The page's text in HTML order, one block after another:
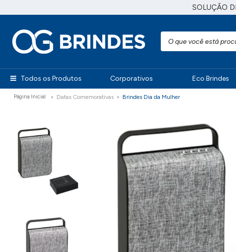
SOLUÇÃO
Todos os Produtos Corporativos Eco Brindes
Datas Comemorativas Brindes Dia da Mulher